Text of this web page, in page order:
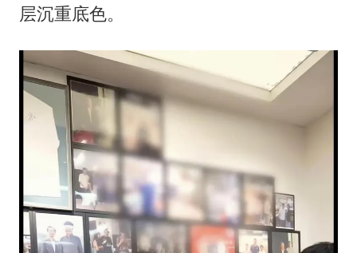
层沉重底色。